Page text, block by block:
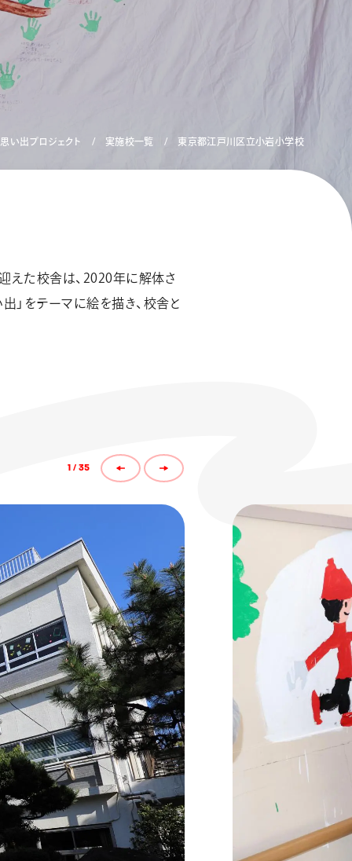
い出プロジェクト 実施校一覧 東京都江戸川区立小岩小学校
えた校舎は、2020年に解体さ
」をテーマに絵を描き、校舎と
1 /35